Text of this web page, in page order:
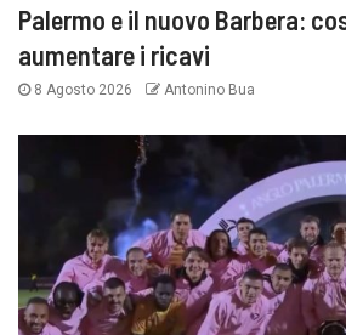
Palermo e il nuovo Barbera:
aumentare i ricavi
8 Agosto 2026 Antonino Bua